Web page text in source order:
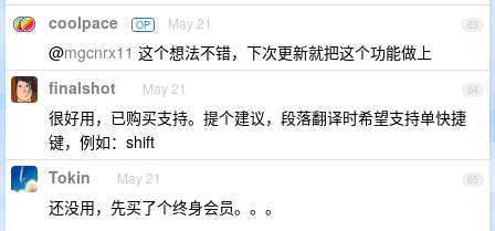
63
coolpace OP May 21
@mgcnrx11 这个想法不错，下次更新就把这个功能做上
64
finalshot May 21
很好用，已购买支持。提个建议，段落翻译时希望支持单快捷
键，例如：shift
65
Tokin May 21
还没用，先买了个终身会员。。。